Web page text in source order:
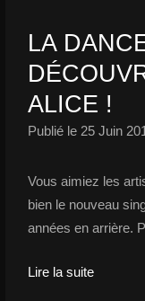
LA
ALICE !
Publié le 25 Juin
Vous aimiez les
bien le nouveau
années en arrière.
Lire la suite